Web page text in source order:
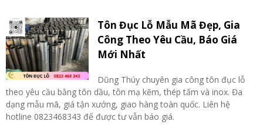
Tôn Đục Lỗ Mẫu Mã Đẹp, Gia
Công Theo Yêu Cầu, Báo Giá
Mới Nhất
Dũng Thúy chuyên gia công tôn đục lỗ
theo yêu cầu bằng tôn dầu, tôn mạ kẽm, thép tấm và inox. Đa
dạng mẫu mã, giá tận xưởng, giao hàng toàn quốc. Liên hệ
hotline 0823468343 để được tư vẫn báo giá.